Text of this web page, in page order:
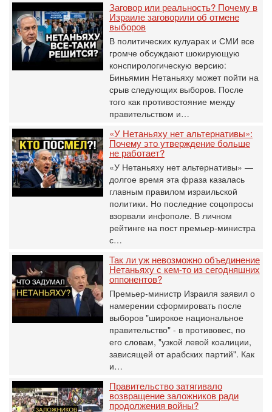
Заговор или реальность? Почему в
Израиле заговорили об отмене
выборов
В политических кулуарах и СМИ все
громче обсуждают шокирующую
конспирологическую версию:
Биньямин Нетаньяху может пойти на
срыв следующих выборов. После
того как противостояние между
правительством и…
«У Нетаньяху нет альтернативы»:
Почему это утверждение больше
не работает?
«У Нетаньяху нет альтернативы» —
долгое время эта фраза казалась
главным правилом израильской
политики. Но последние соцопросы
взорвали инфополе. В личном
рейтинге на пост премьер-министра
с…
Так ли уж невозможно объединение
Нетаньяху с кем-то из сегодняшних
оппонентов?
Премьер-министр Израиля заявил о
намерении сформировать после
выборов "широкое национальное
правительство" - в противовес, по
его словам, "узкой левой коалиции,
зависящей от арабских партий". Как
и…
Правительство затягивало
возвращение заложников ради
продолжения войны?